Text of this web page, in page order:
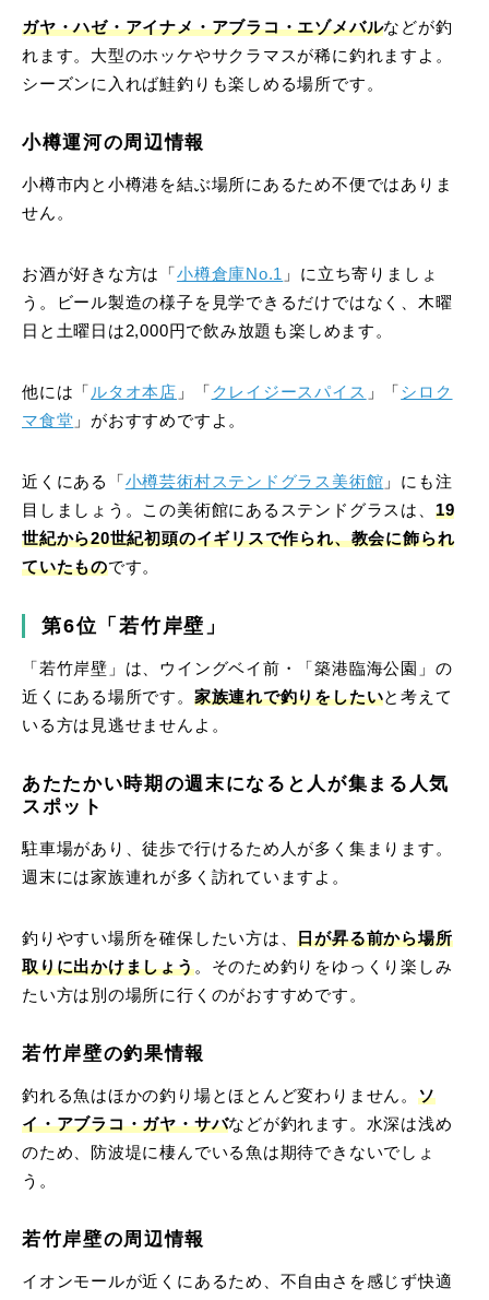
ガヤ・ハゼ・アイナメ・アブラコ・エゾメバルなどが釣
れます。大型のホッケやサクラマスが稀に釣れますよ。
シーズンに入れば鮭釣りも楽しめる場所です。
小樽運河の周辺情報
小樽市内と小樽港を結ぶ場所にあるため不便ではありま
せん。
お酒が好きな方は「小樽倉庫No.1 」に立ち寄りましょ
う。ビール製造の様子を見学できるだけではなく、木曜
日と土曜日は2,000円で飲み放題も楽しめます。
他には「 ルタオ本店 」「 クレイジースパイス 」「 シロク
マ食堂 」がおすすめですよ。
近くにある「 小樽芸術村ステンドグラス美術館 」にも注
目しましょう。この美術館にあるステンドグラスは、 19
世紀から20世紀初頭のイギリスで作られ、教会に飾られ
ていたものです。
第6位「若竹岸壁」
「若竹岸壁」は、ウイングベイ前・「築港臨海公園」の
近くにある場所です。 家族連れで釣りをしたいと考えて
いる方は見逃せませんよ。
あたたかい時期の週末になると人が集まる人気
スポット
駐車場があり、徒歩で行けるため人が多く集まります。
週末には家族連れが多く訪れていますよ。
釣りやすい場所を確保したい方は、日が昇る前から場所
取りに出かけましょう。そのため釣りをゆっくり楽しみ
たい方は別の場所に行くのがおすすめです。
若竹岸壁の釣果情報
釣れる魚はほかの釣り場とほとんど変わりません。 ソ
イ・アブラコ・ガヤ・サバなどが釣れます。水深は浅め
のため、防波堤に棲んでいる魚は期待できないでしょ
う。
若竹岸壁の周辺情報
イオンモールが近くにあるため、不自由さを感じず快適